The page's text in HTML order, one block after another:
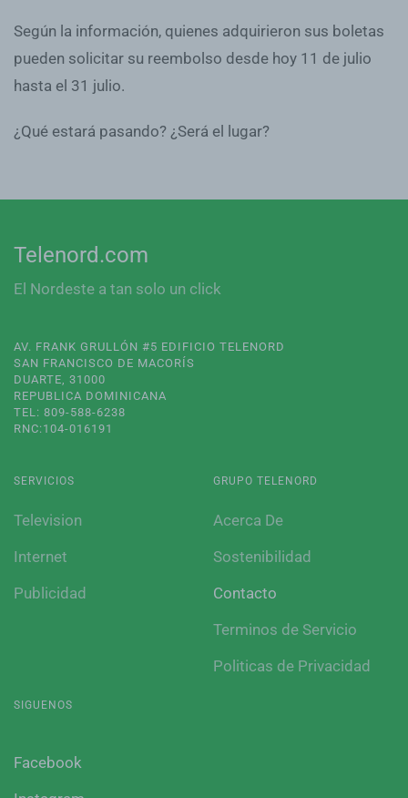
Según la información, quienes adquirieron sus boletas
pueden solicitar su reembolso desde hoy 11 de julio
hasta el 31 julio.
¿Qué estará pasando? ¿Será el lugar?
Telenord.com
El Nordeste a tan solo un click
AV. FRANK GRULLÓN #5 EDIFICIO TELENORD
SAN FRANCISCO DE MACORÍS
DUARTE, 31000
REPUBLICA DOMINICANA
TEL: 809-588-6238
RNC:104-016191
SERVICIOS
Television
Internet
Publicidad
GRUPO TELENORD
Acerca De
Sostenibilidad
Contacto
Terminos de Servicio
Politicas de Privacidad
SIGUENOS
Facebook